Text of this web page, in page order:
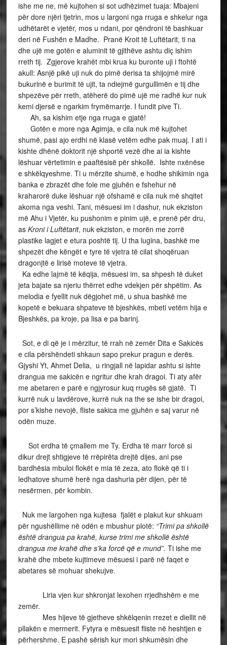
ishe me ne, më kujtohen si sot udhëzimet tuaja: Mbajeni
për dore njëri tjetrin, mos u largoni nga rruga e shkelur nga
udhëtarët e vjetër, mos u ndani, por qëndroni të bashkuar
deri në Fushën e Madhe. Pranë Kroit të Luftëtarit, ti na
dhe ujë me gotën e aluminit të gjithëve ashtu diç ishim
rreth tij. Zgjerove krahët mbi krua ku buronte uji i ftohtë
akull: Asnjë pikë uji nuk do pimë derisa ta shijojmë mirë
bukurinë e burimit të ujit, ta ndiejmë gurgullimën e tij dhe
shpezëve për rreth, atëherë do pimë ujë me radhë kur nuk
kemi djersë e ngarkim frymëmarrje. I fundit pive Ti.
Ah, sa kishim etje nga rruga e gjatë!
Gotën e more nga Agimja, e cila nuk më kujtohet
shumë, pasi ajo erdhi në klasë vetëm edhe pak muaj. I ati i
kishte dhënë doktorit një shportë vezë dhe ai ia kishte
lëshuar vërtetimin e paaftësisë për shkollë. Ishte nxënëse
e shkëlqyeshme. Ti u mërzite shumë, e hodhe shikimin nga
banka e zbrazët dhe fole me gjuhën e fshehur në
kraharorë duke lëshuar një ofshamë e cila nuk më shqitet
akoma nga veshi. Tani, mësuesi im i dashur, nuk ekziston
më Ahu i Vjetër, ku pushonim e pinim ujë, e prenë për dru,
as Kroni i Luftëtarit, nuk ekziston, e morën me zorrë
plastike lagjet e etura poshtë tij. U tha lugina, bashkë me
shpezët dhe këngët e tyre të vjetra të cilat shoqëruan
dragonjtë e lirisë moteve të vjetra.
Ka edhe lajmë të këqija, mësuesi im, sa shpesh të duket
jeta bajate sa njeriu thërret edhe vdekjen për shpëtim. As
melodia e fyellit nuk dëgjohet më, u shua bashkë me
kopetë e bekuara shpateve të bjeshkës, mbeti vetëm hija e
Bjeshkës, pa kroje, pa lisa e pa barinj.
Sot, e di që je i mërzitur, të rrah në zemër Dita e Sakicës
e cila përshëndeti shkaun sapo prekur pragun e derës.
Gjyshi Yt, Ahmet Delia, u ringjall në lapidar ashtu si ishte
drangua me sakicën e ngritur dhe krah dragoi. Ti aty afër
me abetaren e parë e ngjyrosur kuq rrugës së gjatë. Ti
kurrë nuk u lavdërove, kurrë nuk na the se ishe bir dragoi,
por s’kishe nevojë, fliste sakica me gjuhën e saj varur në
odën muze.
Sot erdha të çmallem me Ty. Erdha të marr forcë si
dikur drejt shtigjeve të rrëpirëta drejtë dijes, ani pse
bardhësia mbuloi flokët e mia të zeza, ato flokë që ti i
ledhatove shumë herë nga dashuria për dijen, për të
nesërmen, për kombin.
Nuk me largohen nga kujtesa fjalët e plakut kur shkuam
për ngushëllime në odën e mbushur plotë: “Trimi pa shkollë
është drangua pa krahë, kurse trimi me shkollë është
drangua me krahë dhe s’ka forcë që e mund”. Ti ishe me
krahë dhe mbete kujtimeve mësuesi i parë në faqet e
abetares së mohuar shekujve.
Liria vjen kur shkronjat lexohen rrjedhshëm e me
zemër.
Mes hijeve të gjetheve shkëlqenin rrezet e diellit në
pllakën e mermerit. Fytyra e mësuesit fliste në heshtjen e
përhershme. E pashë sërish kur mori shkumësin dhe